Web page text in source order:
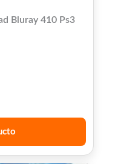
Bluray 410 Ps3